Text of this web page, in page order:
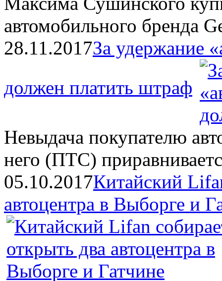
автомобильного бренда
28.11.2017За удержание
должен платить штраф
Невыдача покупателю
него (ПТС)
05.10.2017Китайский
автоцентра в Выборге и